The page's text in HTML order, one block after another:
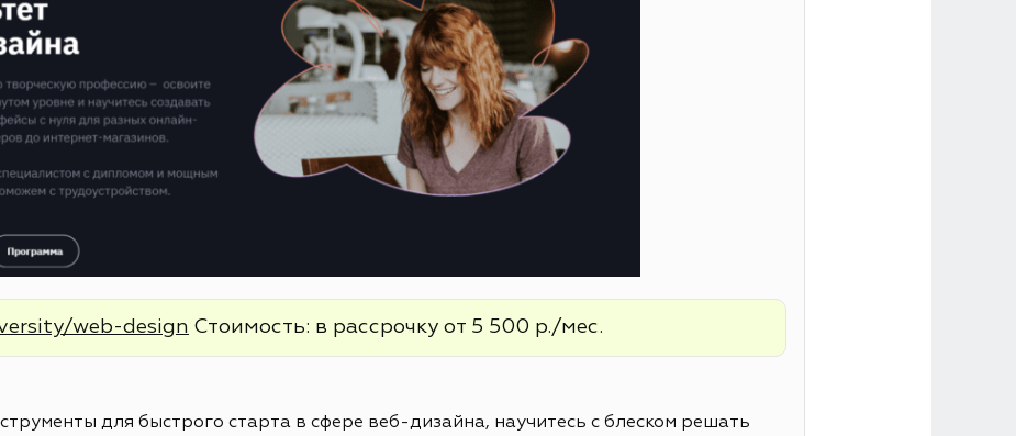
web-design Стоимость: в рассрочку от 5 500 р./мес.
для быстрого старта в сфере веб-дизайна, научитесь с блеском решать